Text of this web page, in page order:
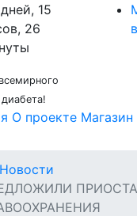
15
26
О проекте Магазин
Новости